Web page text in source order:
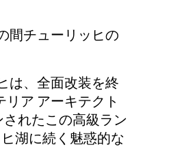
間チューリッヒの
は、全面改装を終
ア アーキテクト
れたこの高級ラン
湖に続く魅惑的な